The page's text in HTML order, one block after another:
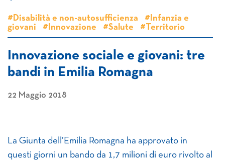
#Disabilità e non-autosufficienza
#Infanzia e
giovani
#Innovazione #Salute #Territorio
Innovazione sociale e giovani: tre
bandi in Emilia Romagna
22 Maggio 2018
La Giunta dell’Emilia Romagna ha approvato in
questi giorni un bando da 1,7 milioni di euro rivolto al